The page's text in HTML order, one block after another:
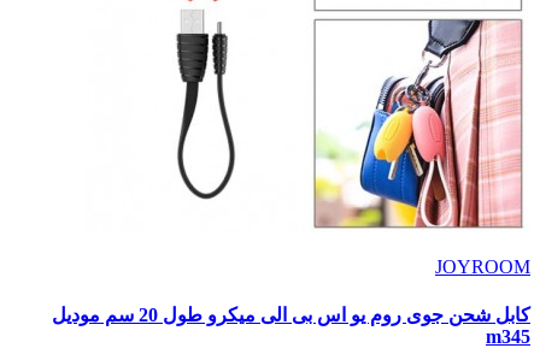
JOYROOM
كابل شحن جوى روم يو اس بى الى ميكرو طول 20 سم موديل
m345